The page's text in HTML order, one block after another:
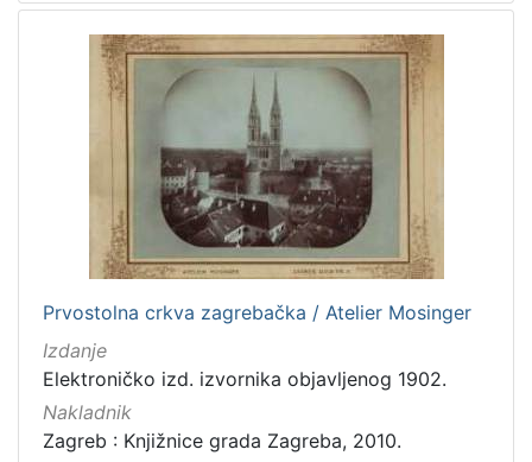
Prvostolna crkva zagrebačka / Atelier Mosinger
Izdanje
Elektroničko izd. izvornika objavljenog 1902.
Nakladnik
Zagreb : Knjižnice grada Zagreba, 2010.